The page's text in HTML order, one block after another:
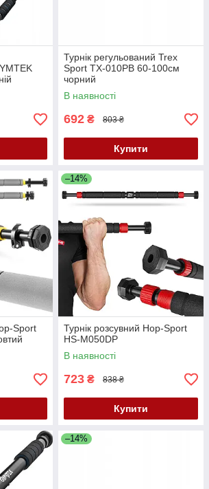
Турнік регульований Trex
Sport TX-010PB 60-100см
чорний
В наявності
692 ₴ 803 ₴
Купити
Sport
–14%
Турнік розсувний Hop-Sport
HS-M050DP
В наявності
723 ₴ 838 ₴
Купити
–14%